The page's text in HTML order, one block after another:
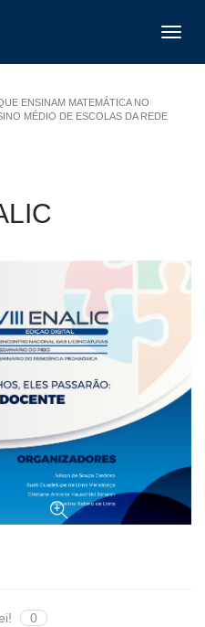
ENSINAM MATEMÁTICA NO
MÉDIO DE ESCOLAS DA REDE
0